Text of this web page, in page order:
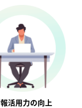
活⽤⼒の向上